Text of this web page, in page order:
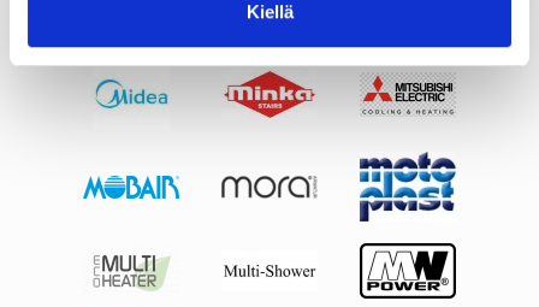
Kiellä